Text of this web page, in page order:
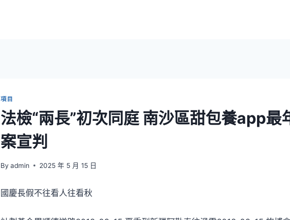
項目
法檢“兩長”初次同庭 南沙區甜包養app最
案宣判
By admin 2025 年 5 月 15 日
國慶長假不往看人往看秋